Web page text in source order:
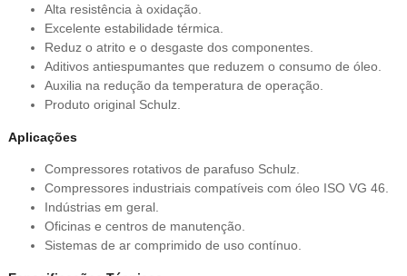
Alta resistência à oxidação.
Excelente estabilidade térmica.
Reduz o atrito e o desgaste dos componentes.
Aditivos antiespumantes que reduzem o consumo de óleo.
Auxilia na redução da temperatura de operação.
Produto original Schulz.
Aplicações
Compressores rotativos de parafuso Schulz.
Compressores industriais compatíveis com óleo ISO VG 46.
Indústrias em geral.
Oficinas e centros de manutenção.
Sistemas de ar comprimido de uso contínuo.